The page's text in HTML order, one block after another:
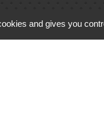
and gives you